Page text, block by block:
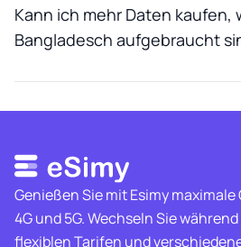
Kann ich mehr Daten kaufen,
Bangladesch aufgebraucht
Genießen Sie mit Esimy
4G und 5G. Wechseln Sie
flexiblen Tarifen und